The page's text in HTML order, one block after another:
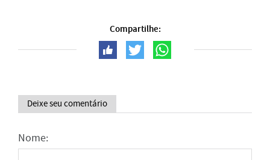
Compartilhe:
Deixe seu comentário
Nome: